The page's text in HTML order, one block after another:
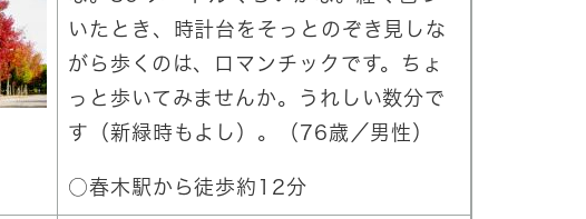
いたとき、時計台をそっとのぞき見しな
がら歩くのは、ロマンチックです。ちょ
っと歩いてみませんか。うれしい数分で
す（新緑時もよし）。（76歳／男性）
○春木駅から徒歩約12分